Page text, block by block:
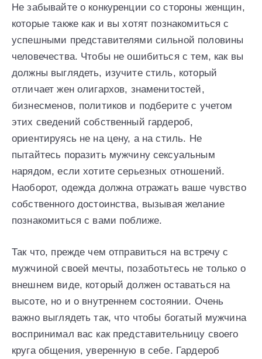
Не забывайте о конкуренции со стороны женщин,
которые также как и вы хотят познакомиться с
успешными представителями сильной половины
человечества. Чтобы не ошибиться с тем, как вы
должны выглядеть, изучите стиль, который
отличает жен олигархов, знаменитостей,
бизнесменов, политиков и подберите с учетом
этих сведений собственный гардероб,
ориентируясь не на цену, а на стиль. Не
пытайтесь поразить мужчину сексуальным
нарядом, если хотите серьезных отношений.
Наоборот, одежда должна отражать ваше чувство
собственного достоинства, вызывая желание
познакомиться с вами поближе.
Так что, прежде чем отправиться на встречу с
мужчиной своей мечты, позаботьтесь не только о
внешнем виде, который должен оставаться на
высоте, но и о внутреннем состоянии. Очень
важно выглядеть так, что чтобы богатый мужчина
воспринимал вас как представительницу своего
круга общения, уверенную в себе. Гардероб